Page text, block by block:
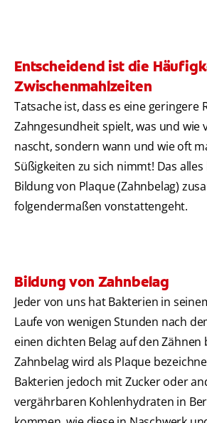
Entscheidend ist die
Zwischenmahlzeiten
Tatsache ist, dass es eine geringere
Zahngesundheit spielt, was und wie
nascht, sondern wann und wie oft
Süßigkeiten zu sich nimmt! Das
Bildung von Plaque (Zahnbelag)
folgendermaßen vonstattengeht.
Bildung von Zahnbelag
Jeder von uns hat Bakterien in
Laufe von wenigen Stunden nach
einen dichten Belag auf den Zähnen
Zahnbelag wird als Plaque
Bakterien jedoch mit Zucker oder
vergährbaren Kohlenhydraten in